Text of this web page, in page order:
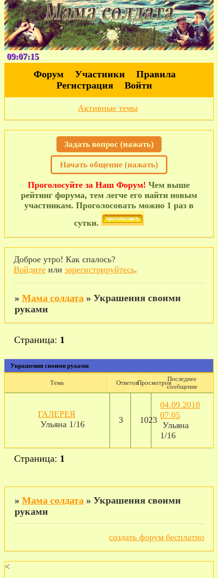
09:07:16
Форум Участники
Правила
Регистрация
Войти
Активные темы
Задать вопрос (нажать)
Начать общение (нажать)
Проголосуйте за Наш Форум! Чем выше
рейтинг форума, тем легче его найти новым
участникам. Проголосовать можно 1 раз в
сутки.
Доброе утро! Как спалось?
Войдитеили зарегистрируйтесь.
» Мама солдата » Украшения своими
руками
Украшения своими руками
Страница: 1
Тема ОтветовПросмотров
Последнее
сообщение
ГАЛЕРЕЯ
Ульяна 1/16
3 1023
04.09.2018
07:05
Ульяна
1/16
Страница: 1
» Мама солдата » Украшения своими
руками
создать форум бесплатно
<